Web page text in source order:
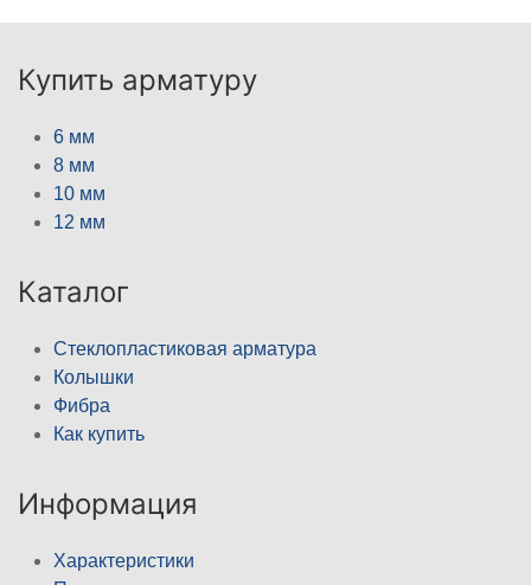
Купить арматуру
6 мм
8 мм
10 мм
12 мм
Каталог
Стеклопластиковая арматура
Колышки
Фибра
Как купить
Информация
Характеристики